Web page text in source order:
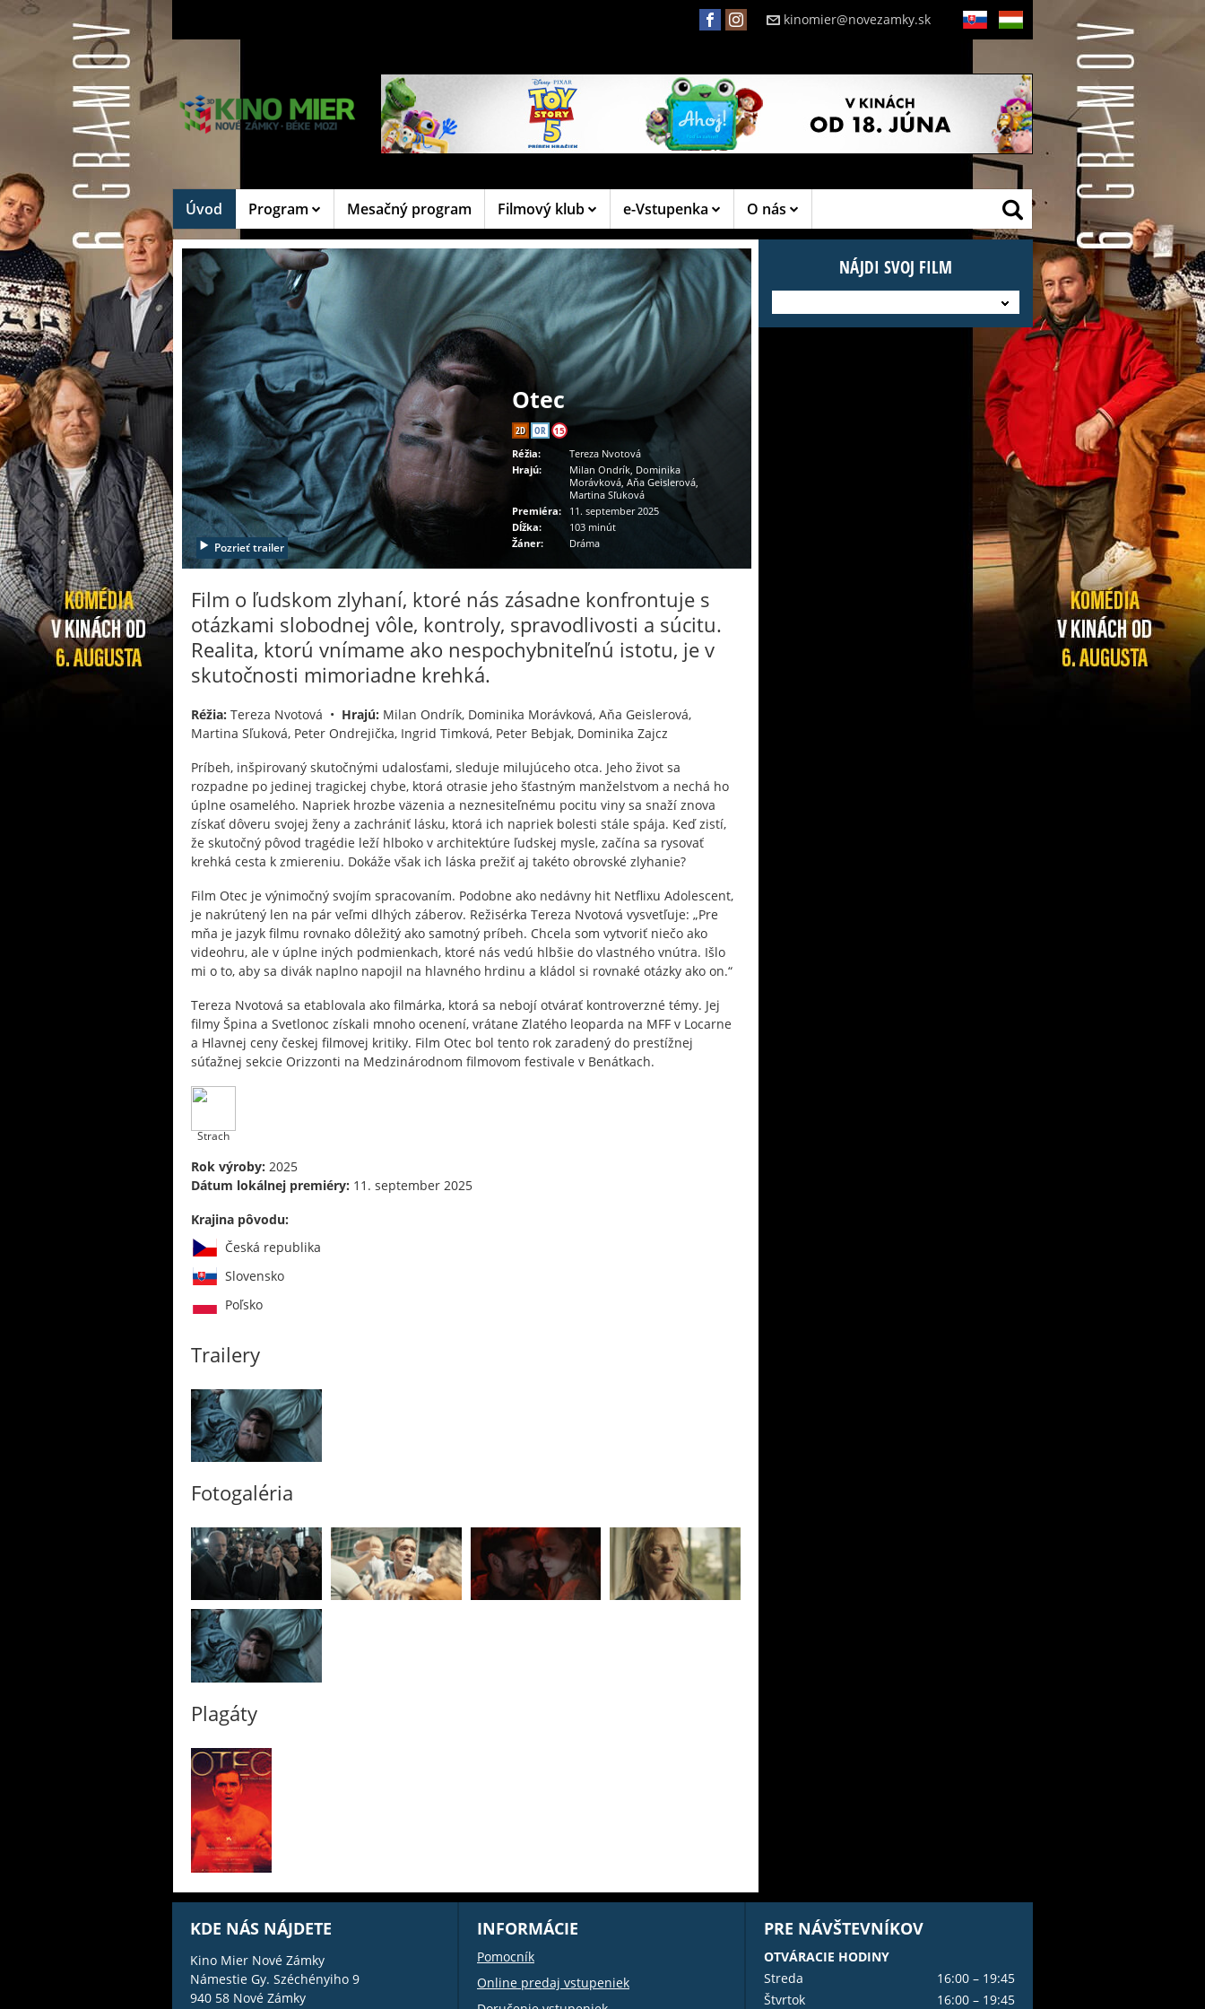
kinomier@novezamky.sk
Úvod Program Mesačný program Filmový klub e-Vstupenka O nás
Pozrieť trailer
Otec
2D OR 15
Réžia:
Tereza Nvotová
Hrajú:
Milan Ondrík, Dominika
Morávková, Aňa Geislerová,
Martina Sľuková
Premiéra:
11. september 2025
Dĺžka:
103 minút
Žáner:
Dráma
Film o ľudskom zlyhaní, ktoré nás zásadne konfrontuje s
otázkami slobodnej vôle, kontroly, spravodlivosti a súcitu.
Realita, ktorú vnímame ako nespochybniteľnú istotu, je v
skutočnosti mimoriadne krehká.
Réžia: Tereza Nvotová • Hrajú: Milan Ondrík, Dominika Morávková, Aňa Geislerová,
Martina Sľuková, Peter Ondrejička, Ingrid Timková, Peter Bebjak, Dominika Zajcz
Príbeh, inšpirovaný skutočnými udalosťami, sleduje milujúceho otca. Jeho život sa
rozpadne po jedinej tragickej chybe, ktorá otrasie jeho šťastným manželstvom a nechá ho
úplne osamelého. Napriek hrozbe väzenia a neznesiteľnému pocitu viny sa snaží znova
získať dôveru svojej ženy a zachrániť lásku, ktorá ich napriek bolesti stále spája. Keď zistí,
že skutočný pôvod tragédie leží hlboko v architektúre ľudskej mysle, začína sa rysovať
krehká cesta k zmiereniu. Dokáže však ich láska prežiť aj takéto obrovské zlyhanie?
Film Otec je výnimočný svojím spracovaním. Podobne ako nedávny hit Netflixu Adolescent,
je nakrútený len na pár veľmi dlhých záberov. Režisérka Tereza Nvotová vysvetľuje: „Pre
mňa je jazyk filmu rovnako dôležitý ako samotný príbeh. Chcela som vytvoriť niečo ako
videohru, ale v úplne iných podmienkach, ktoré nás vedú hlbšie do vlastného vnútra. Išlo
mi o to, aby sa divák naplno napojil na hlavného hrdinu a kládol si rovnaké otázky ako on.“
Tereza Nvotová sa etablovala ako filmárka, ktorá sa nebojí otvárať kontroverzné témy. Jej
filmy Špina a Svetlonoc získali mnoho ocenení, vrátane Zlatého leoparda na MFF v Locarne
a Hlavnej ceny českej filmovej kritiky. Film Otec bol tento rok zaradený do prestížnej
súťažnej sekcie Orizzonti na Medzinárodnom filmovom festivale v Benátkach.
Strach
Rok výroby: 2025
Dátum lokálnej premiéry: 11. september 2025
Krajina pôvodu:
Česká republika
Slovensko
Poľsko
Trailery
Fotogaléria
Plagáty
NÁJDI SVOJ FILM
KDE NÁS NÁJDETE
Kino Mier Nové Zámky
Námestie Gy. Széchényiho 9
940 58 Nové Zámky
INFORMÁCIE
Pomocník
Online predaj vstupeniek
PRE NÁVŠTEVNÍKOV
OTVÁRACIE HODINY
Streda
16:00 – 19:45
Štvrtok
16:00 – 19:45